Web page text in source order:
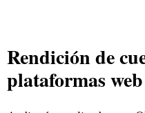
Rendición de
plataformas web